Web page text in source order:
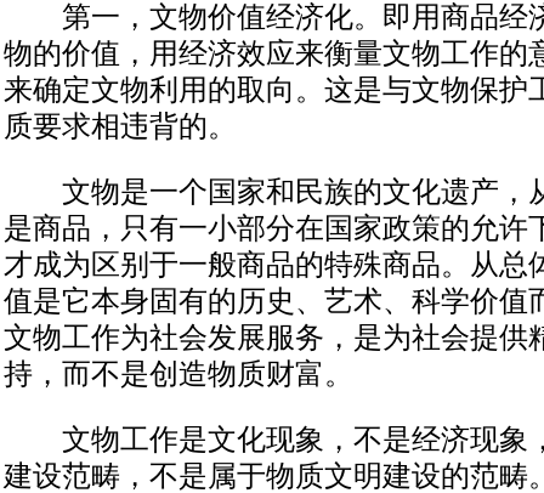
第一，文物价值经济化。即用商品经
物的价值，用经济效应来衡量文物工作的
来确定文物利用的取向。这是与文物保护
质要求相违背的。
文物是一个国家和民族的文化遗产，
是商品，只有一小部分在国家政策的允许
才成为区别于一般商品的特殊商品。从总
值是它本身固有的历史、艺术、科学价值
文物工作为社会发展服务，是为社会提供
持，而不是创造物质财富。
文物工作是文化现象，不是经济现象
建设范畴，不是属于物质文明建设的范畴